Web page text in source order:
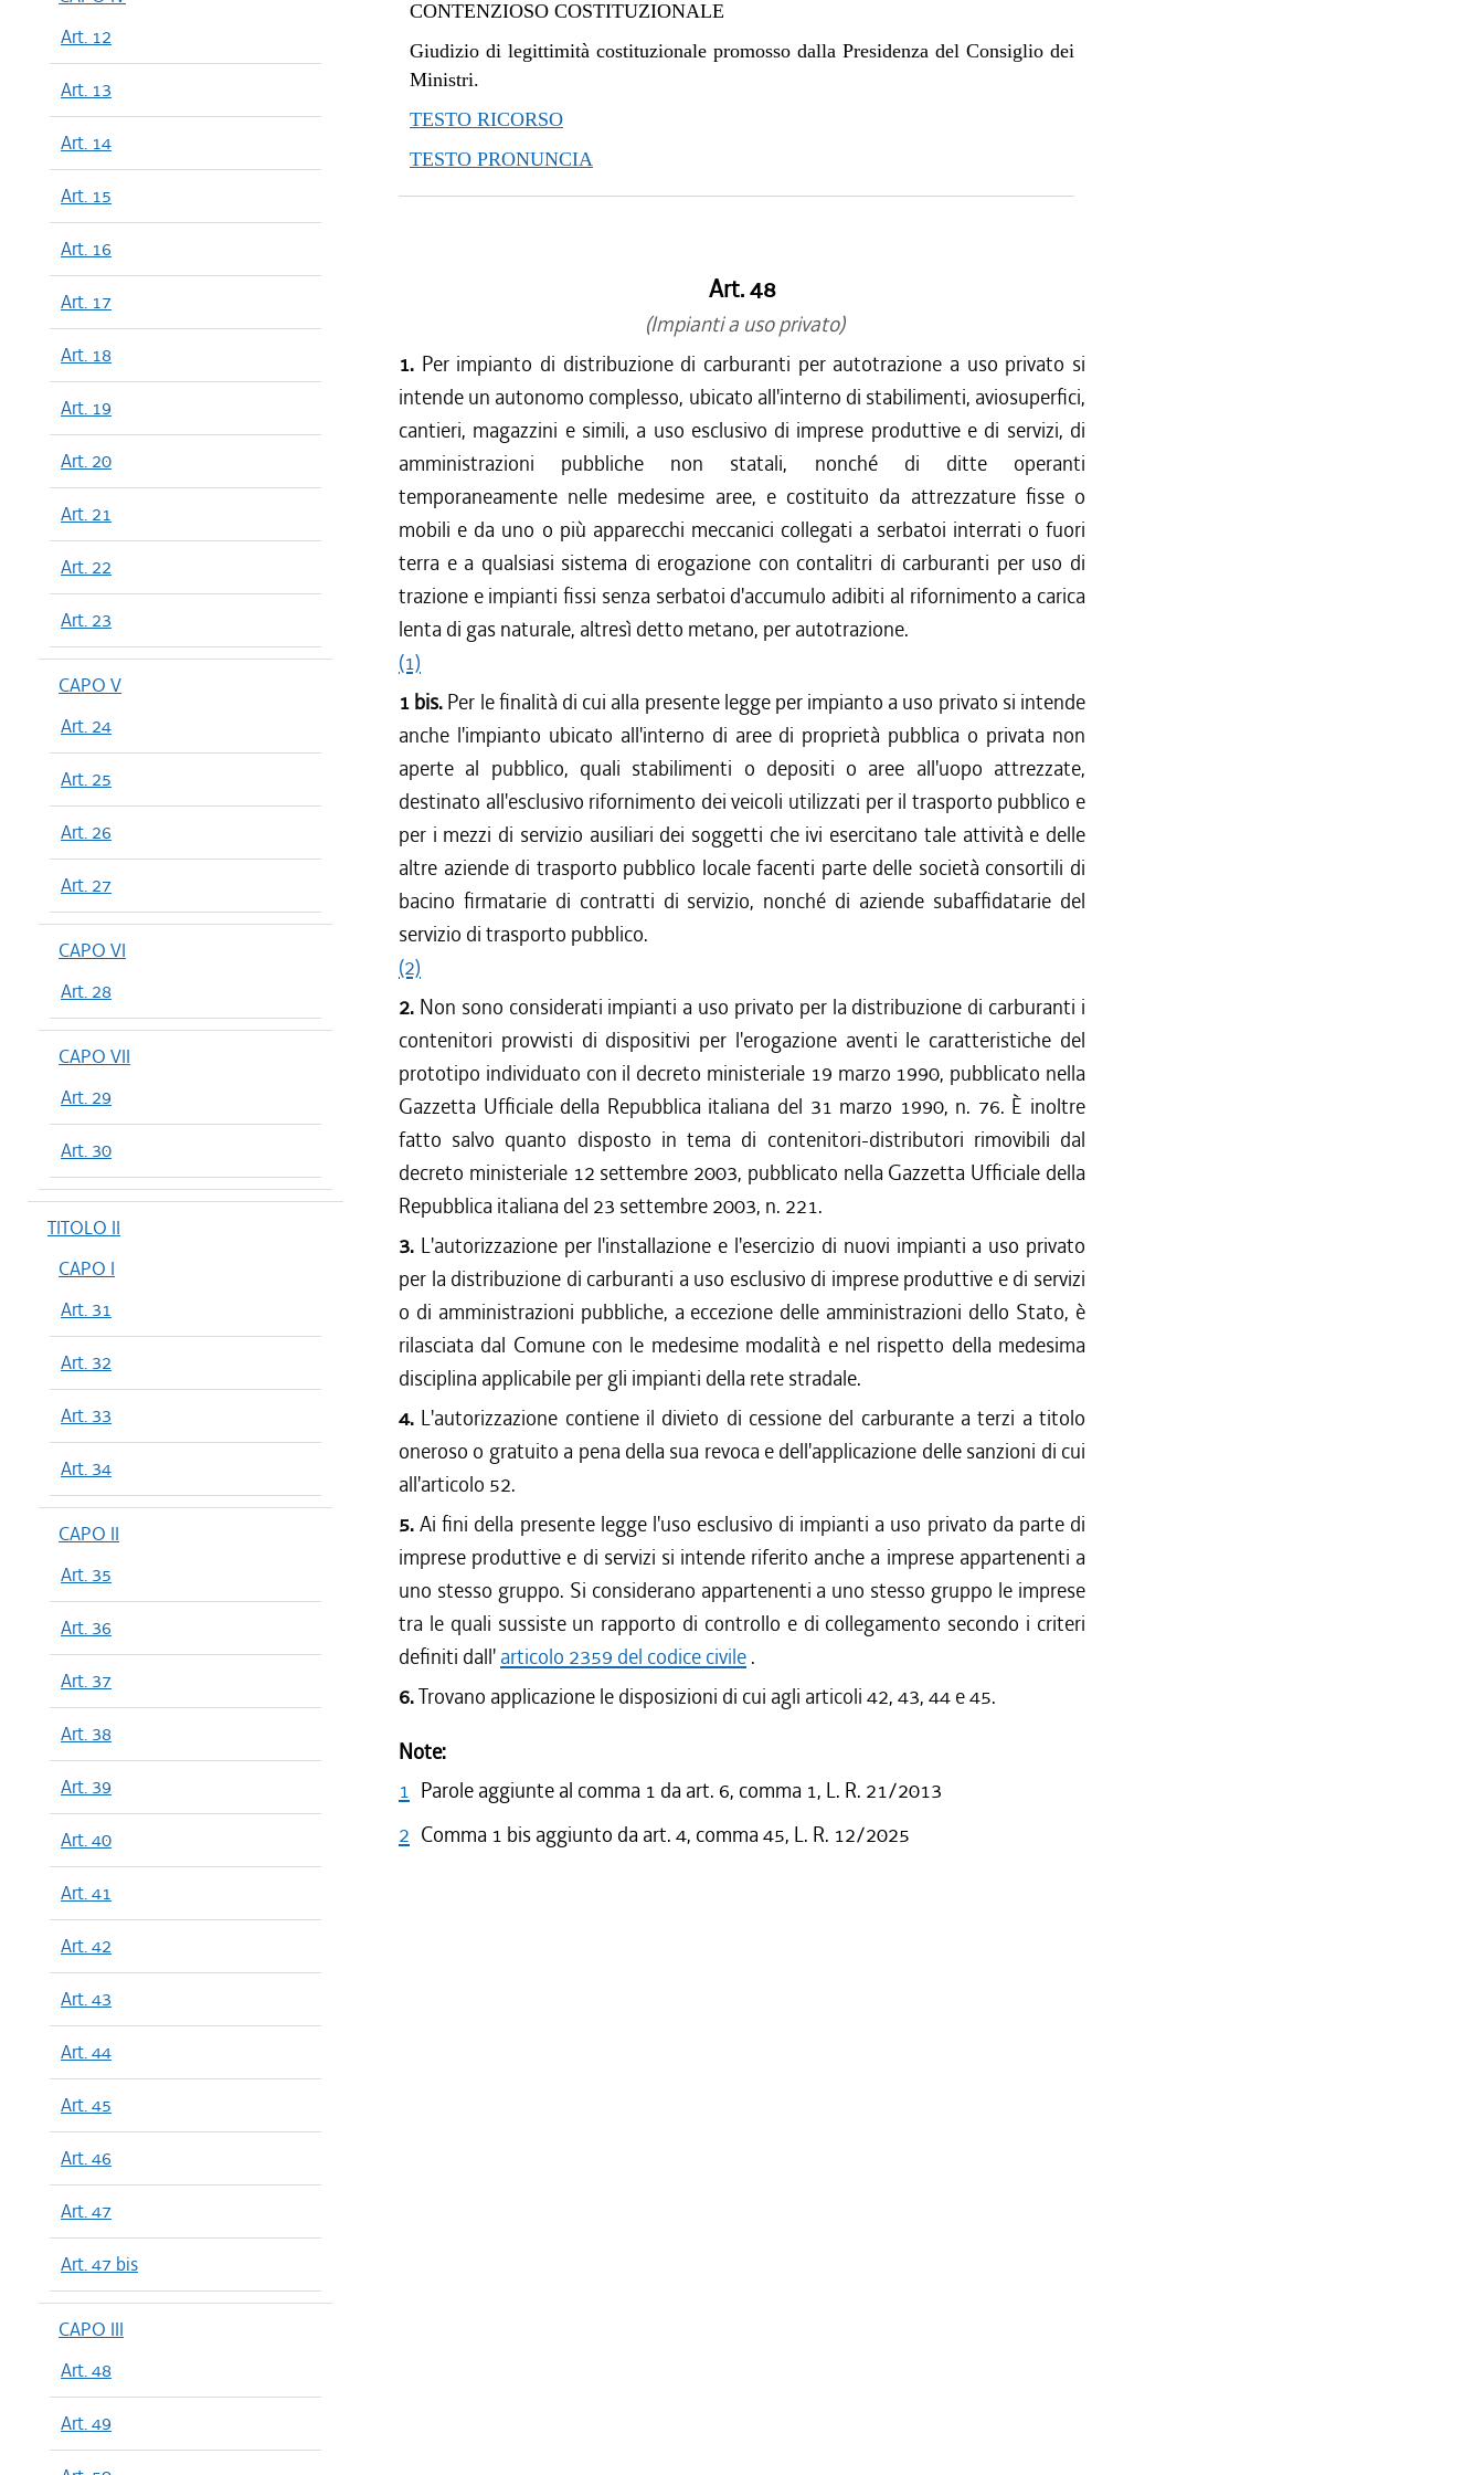
Art. 12
Art. 13
Art. 14
Art. 15
Art. 16
Art. 17
Art. 18
Art. 19
Art. 20
Art. 21
Art. 22
Art. 23
CAPO V
Art. 24
Art. 25
Art. 26
Art. 27
CAPO VI
Art. 28
CAPO VII
Art. 29
Art. 30
TITOLO II
CAPO I
Art. 31
Art. 32
Art. 33
Art. 34
CAPO II
Art. 35
Art. 36
Art. 37
Art. 38
Art. 39
Art. 40
Art. 41
Art. 42
Art. 43
Art. 44
Art. 45
Art. 46
Art. 47
Art. 47 bis
CAPO III
Art. 48
Art. 49
dal 19/12/2013 al 07/08/2014
dal 12/12/2013 al 18/12/2013
dal 17/10/2013 al 11/12/2013
dal 07/01/2013 al 10/04/2013
dal 29/12/2012 al 06/01/2013
dal 18/10/2012 al 28/12/2012
CONTENZIOSO COSTITUZIONALE
Giudizio di legittimità costituzionale promosso dalla Presidenza del Consiglio dei
Ministri.
TESTO RICORSO
TESTO PRONUNCIA
Art. 48
(Impianti a uso privato)
1. Per impianto di distribuzione di carburanti per autotrazione a uso privato si
intende un autonomo complesso, ubicato all'interno di stabilimenti, aviosuperfici,
cantieri, magazzini e simili, a uso esclusivo di imprese produttive e di servizi, di
amministrazioni pubbliche non statali, nonché di ditte operanti
temporaneamente nelle medesime aree, e costituito da attrezzature fisse o
mobili e da uno o più apparecchi meccanici collegati a serbatoi interrati o fuori
terra e a qualsiasi sistema di erogazione con contalitri di carburanti per uso di
trazione e impianti fissi senza serbatoi d'accumulo adibiti al rifornimento a carica
lenta di gas naturale, altresì detto metano, per autotrazione.
(1)
1 bis. Per le finalità di cui alla presente legge per impianto a uso privato si intende
anche l'impianto ubicato all'interno di aree di proprietà pubblica o privata non
aperte al pubblico, quali stabilimenti o depositi o aree all'uopo attrezzate,
destinato all'esclusivo rifornimento dei veicoli utilizzati per il trasporto pubblico e
per i mezzi di servizio ausiliari dei soggetti che ivi esercitano tale attività e delle
altre aziende di trasporto pubblico locale facenti parte delle società consortili di
bacino firmatarie di contratti di servizio, nonché di aziende subaffidatarie del
servizio di trasporto pubblico.
(2)
2. Non sono considerati impianti a uso privato per la distribuzione di carburanti i
contenitori provvisti di dispositivi per l'erogazione aventi le caratteristiche del
prototipo individuato con il decreto ministeriale 19 marzo 1990, pubblicato nella
Gazzetta Ufficiale della Repubblica italiana del 31 marzo 1990, n. 76. È inoltre
fatto salvo quanto disposto in tema di contenitori-distributori rimovibili dal
decreto ministeriale 12 settembre 2003, pubblicato nella Gazzetta Ufficiale della
Repubblica italiana del 23 settembre 2003, n. 221.
3. L'autorizzazione per l'installazione e l'esercizio di nuovi impianti a uso privato
per la distribuzione di carburanti a uso esclusivo di imprese produttive e di servizi
o di amministrazioni pubbliche, a eccezione delle amministrazioni dello Stato, è
rilasciata dal Comune con le medesime modalità e nel rispetto della medesima
disciplina applicabile per gli impianti della rete stradale.
4. L'autorizzazione contiene il divieto di cessione del carburante a terzi a titolo
oneroso o gratuito a pena della sua revoca e dell'applicazione delle sanzioni di cui
all'articolo 52.
5.Ai fini della presente legge l'uso esclusivo di impianti a uso privato da parte di
imprese produttive e di servizi si intende riferito anche a imprese appartenenti a
uno stesso gruppo. Si considerano appartenenti a uno stesso gruppo le imprese
tra le quali sussiste un rapporto di controllo e di collegamento secondo i criteri
definiti dall' articolo 2359 del codice civile .
6.Trovano applicazione le disposizioni di cui agli articoli 42, 43, 44 e 45.
Note:
1 Parole aggiunte al comma 1 da art. 6, comma 1, L. R. 21/2013
2 Comma 1 bis aggiunto da art. 4, comma 45, L. R. 12/2025